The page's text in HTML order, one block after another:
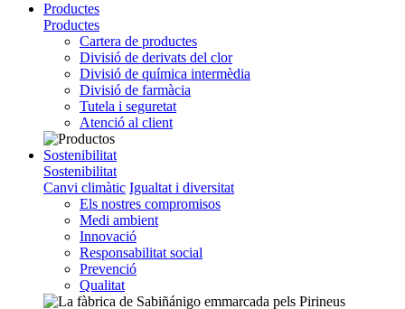
Productes
Productes
Cartera de productes
Divisió de derivats del clor
Divisió de química intermèdia
Divisió de farmàcia
Tutela i seguretat
Atenció al client
Sostenibilitat
Sostenibilitat
Canvi climàtic Igualtat i diversitat
Els nostres compromisos
Medi ambient
Innovació
Responsabilitat social
Prevenció
Qualitat